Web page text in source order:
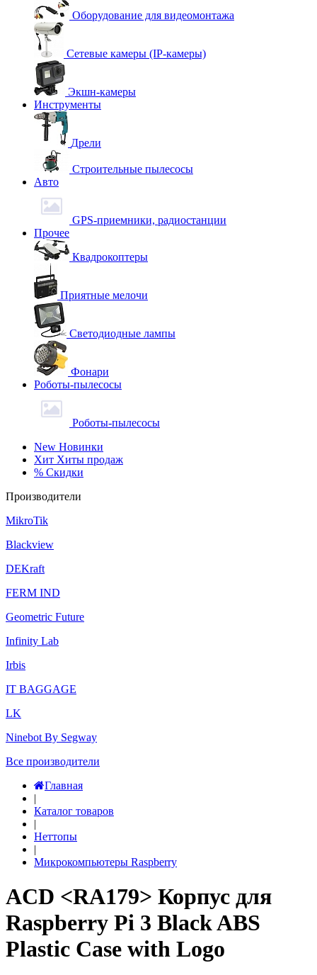
Оборудование для видеомонтажа
Сетевые камеры (IP-камеры)
Экшн-камеры
Инструменты
Дрели
Строительные пылесосы
Авто
GPS-приемники, радиостанции
Прочее
Квадрокоптеры
Приятные мелочи
Светодиодные лампы
Фонари
Роботы-пылесосы
Роботы-пылесосы
New Новинки
Хит Хиты продаж
% Скидки
Производители
MikroTik
Blackview
DEKraft
FERM IND
Geometric Future
Infinity Lab
Irbis
IT BAGGAGE
LK
Ninebot By Segway
Все производители
Главная
|
Каталог товаров
|
Неттопы
|
Микрокомпьютеры Raspberry
ACD <RA179> Корпус для
Raspberry Pi 3 Black ABS
Plastic Case with Logo